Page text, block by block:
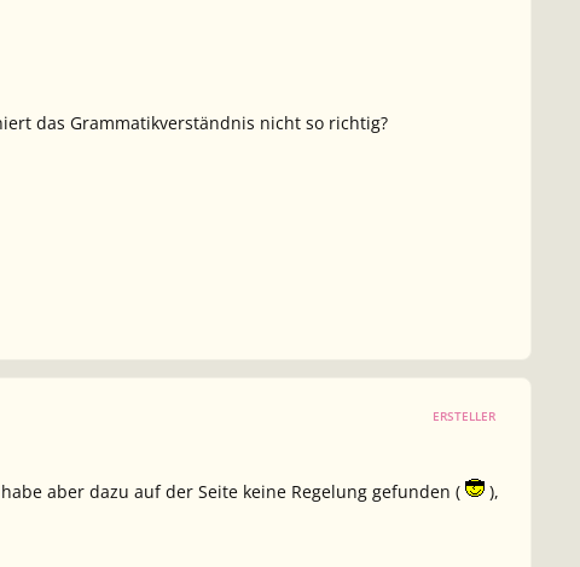
das Grammatikverständnis nicht so richtig?
ERSTELLER
aber dazu auf der Seite keine Regelung gefunden (
),